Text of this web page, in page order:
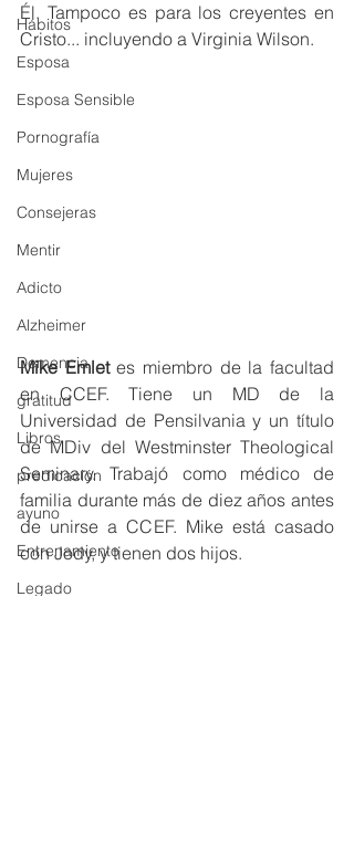
Hábitos
Esposa
Esposa Sensible
Pornografía
Mujeres
Consejeras
Mentir
Adicto
Alzheimer
Demencia
gratitud
Libros
predicación
ayuno
Entrenamiento
Legado
Él. Tampoco es para los creyentes en
Cristo... incluyendo a Virginia Wilson.
Mike Emlet es miembro de la facultad
en CCEF. Tiene un MD de la
Universidad de Pensilvania y un título
de MDiv del Westminster Theological
Seminary. Trabajó como médico de
familia durante más de diez años antes
de unirse a CCEF. Mike está casado
con Jody, y tienen dos hijos.